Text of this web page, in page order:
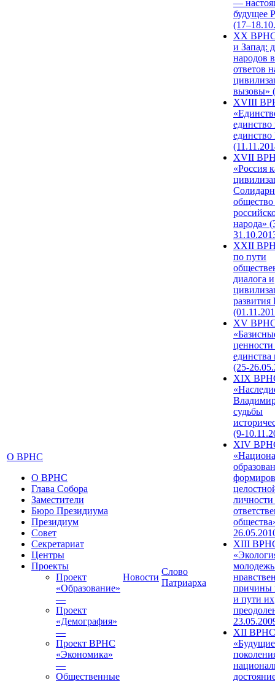
О ВРНС
О ВРНС
Глава Собора
Заместители
Бюро Президиума
Президиум
Совет
Секретариат
Центры
Проекты
Проект
«Образование»
—
Проект
«Демография»
—
Проект ВРНС
«Экономика»
—
Общественные
Новости
Слово
Патриарха
—
будущее
XX ВРНС
и Запад:
народов
ответов
вызовы»
XVIII
единство
единство
XVII
«Россия
народа»
XXII
по пути
диалога и
развития
XV
единства
(25-
XIX
судьбы
(9-
XIV
XIII
причины
и пути их
XII ВРНС
«Будущие